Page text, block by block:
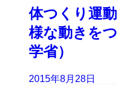
体つくり運
様な動きを
学省）
2015年8月28日